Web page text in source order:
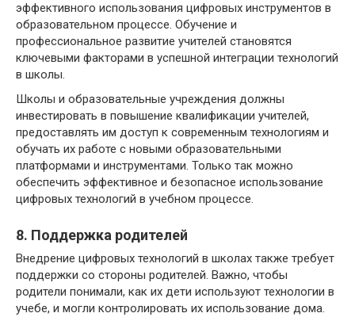
эффективного использования цифровых инструментов в
образовательном процессе. Обучение и
профессиональное развитие учителей становятся
ключевыми факторами в успешной интеграции технологий
в школы.
Школы и образовательные учреждения должны
инвестировать в повышение квалификации учителей,
предоставлять им доступ к современным технологиям и
обучать их работе с новыми образовательными
платформами и инструментами. Только так можно
обеспечить эффективное и безопасное использование
цифровых технологий в учебном процессе.
8. Поддержка родителей
Внедрение цифровых технологий в школах также требует
поддержки со стороны родителей. Важно, чтобы
родители понимали, как их дети используют технологии в
учебе, и могли контролировать их использование дома.